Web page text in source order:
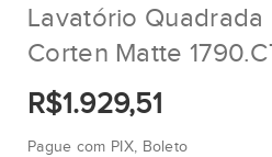
Lavatório Quadrada
Corten Matte
R$1.929,51
Pague com PIX, Boleto